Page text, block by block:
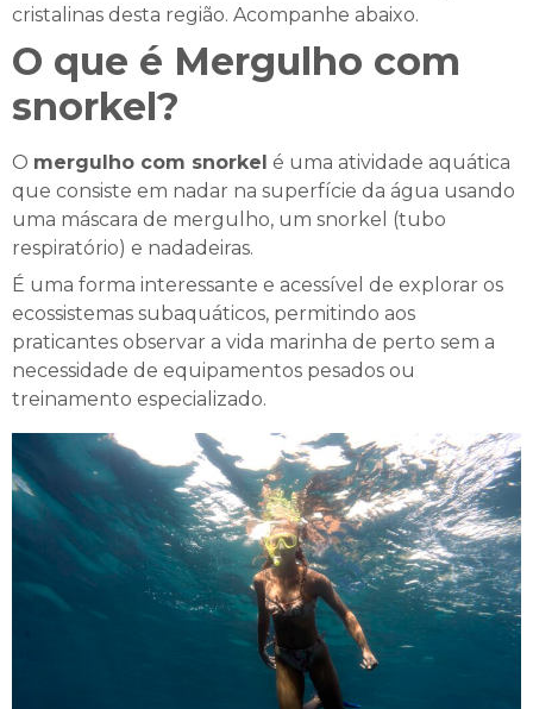
cristalinas desta região. Acompanhe abaixo.
O que é Mergulho com
snorkel?
O mergulho com snorkel é uma atividade aquática
que consiste em nadar na superfície da água usando
uma máscara de mergulho, um snorkel (tubo
respiratório) e nadadeiras.
É uma forma interessante e acessível de explorar os
ecossistemas subaquáticos, permitindo aos
praticantes observar a vida marinha de perto sem a
necessidade de equipamentos pesados ou
treinamento especializado.